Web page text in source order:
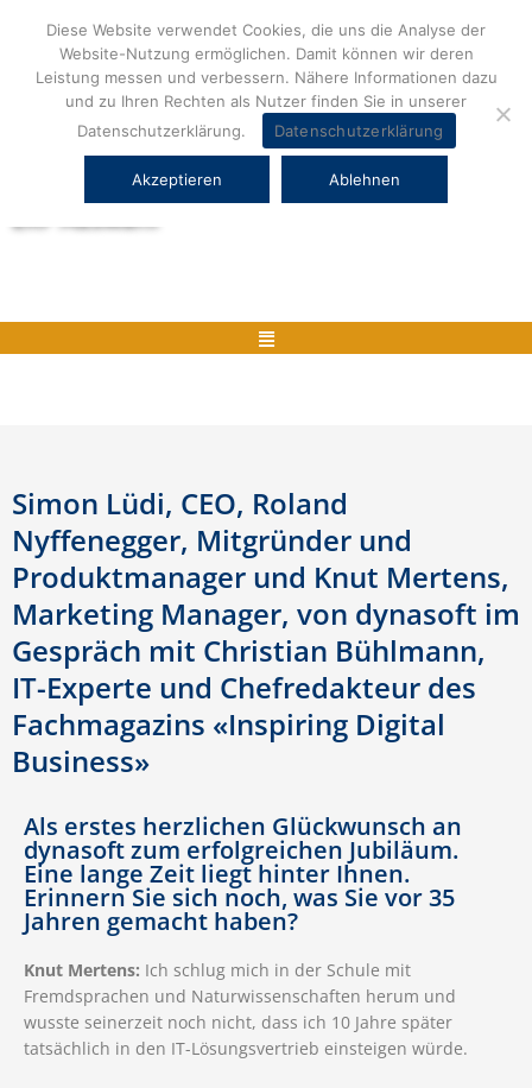
springen
Herstellerneutrale ERP Beratung und
Menü
Simon Lüdi, CEO, Roland
Nyffenegger, Mitgründer und
Produktmanager und Knut Mertens,
Marketing Manager, von dynasoft im
Gespräch mit Christian Bühlmann,
IT-Experte und Chefredakteur des
Fachmagazins «Inspiring Digital
Business»
Als erstes herzlichen Glückwunsch an
dynasoft zum erfolgreichen Jubiläum.
Eine lange Zeit liegt hinter Ihnen.
Erinnern Sie sich noch, was Sie vor 35
Jahren gemacht haben?
Knut Mertens: Ich schlug mich in der Schule mit
Fremdsprachen und Naturwissenschaften herum und
wusste seinerzeit noch nicht, dass ich 10 Jahre später
tatsächlich in den IT-Lösungsvertrieb einsteigen würde.
Diese Website verwendet Cookies, die uns die Analyse der
Website-Nutzung ermöglichen. Damit können wir deren
Leistung messen und verbessern. Nähere Informationen dazu
und zu Ihren Rechten als Nutzer finden Sie in unserer
Datenschutzerklärung.
Datenschutzerklärung
Akzeptieren Ablehnen